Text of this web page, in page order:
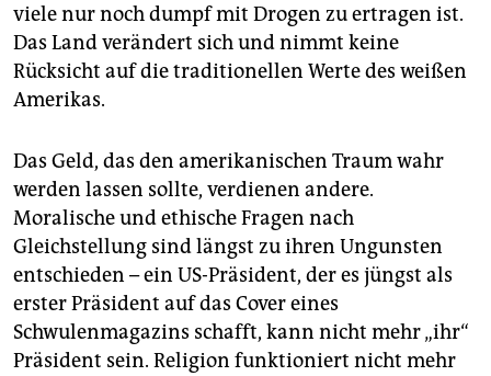
viele nur noch dumpf mit Drogen zu ertragen ist.
Das Land verändert sich und nimmt keine
Rücksicht auf die traditionellen Werte des weißen
Amerikas.
Das Geld, das den amerikanischen Traum wahr
werden lassen sollte, verdienen andere.
Moralische und ethische Fragen nach
Gleichstellung sind längst zu ihren Ungunsten
entschieden – ein US-Präsident, der es jüngst als
erster Präsident auf das Cover eines
Schwulenmagazins schafft, kann nicht mehr „ihr“
Präsident sein. Religion funktioniert nicht mehr